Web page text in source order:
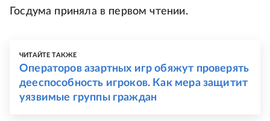
Госдума приняла в первом чтении.
ЧИТАЙТЕ ТАКЖЕ
Операторов азартных игр обяжут проверять
дееспособность игроков. Как мера защитит
уязвимые группы граждан